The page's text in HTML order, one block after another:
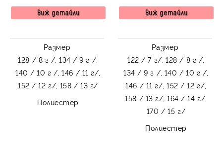
Виж детайли
Размер
128 / 8 г /, 134 / 9 г /,
140 / 10 г /, 146 / 11 г/,
152 / 12 г/, 158 / 13 г/
Полиестер
Виж детайли
Размер
122 / 7 г/, 128 / 8 г /,
134 / 9 г /, 140 / 10 г /,
146 / 11 г/, 152 / 12 г/,
158 / 13 г/, 164 / 14 г/,
170 / 15 г/
Полиестер